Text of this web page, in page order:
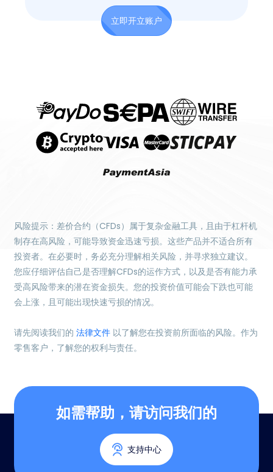
立即开立账户
风险提示：差价合约（CFDs）属于复杂金融工具，且由于杠杆机
制存在高风险，可能导致资金迅速亏损。这些产品并不适合所有
投资者。在必要时，务必充分理解相关风险，并寻求独立建议。
您应仔细评估自己是否理解CFDs的运作方式，以及是否有能力承
受高风险带来的潜在资金损失。您的投资价值可能会下跌也可能
会上涨，且可能出现快速亏损的情况。
请先阅读我们的法律文件 以了解您在投资前所面临的风险。作为
零售客户，了解您的权利与责任。
如需帮助，请访问我们的
支持中心